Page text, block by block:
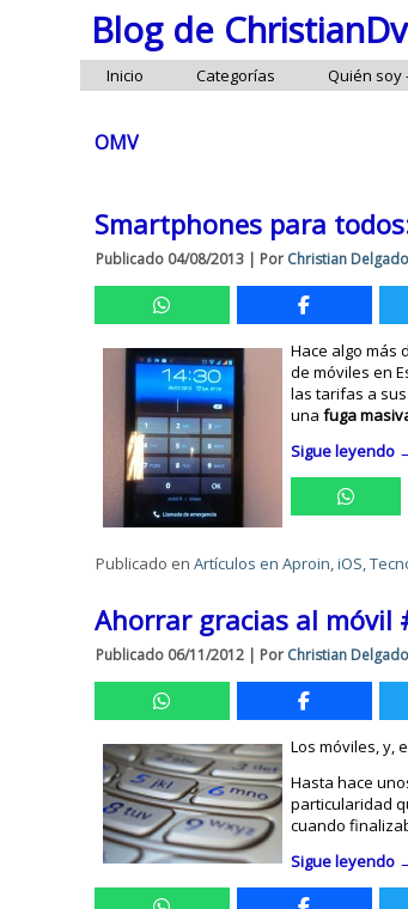
Blog de
Inicio Categorías Quién soy
OMV
Smartphones para
Publicado 04/08/2013 | Por Christian
Hace algo más
de móviles en
las tarifas a
unafuga
Sigue leyendo
Publicado en Artículos en Aproin,iOS,
Ahorrar gracias al móvil
Publicado 06/11/2012 | Por Christian
Los móviles, y,
Hasta hace
particularidad
cuando
Sigue leyendo